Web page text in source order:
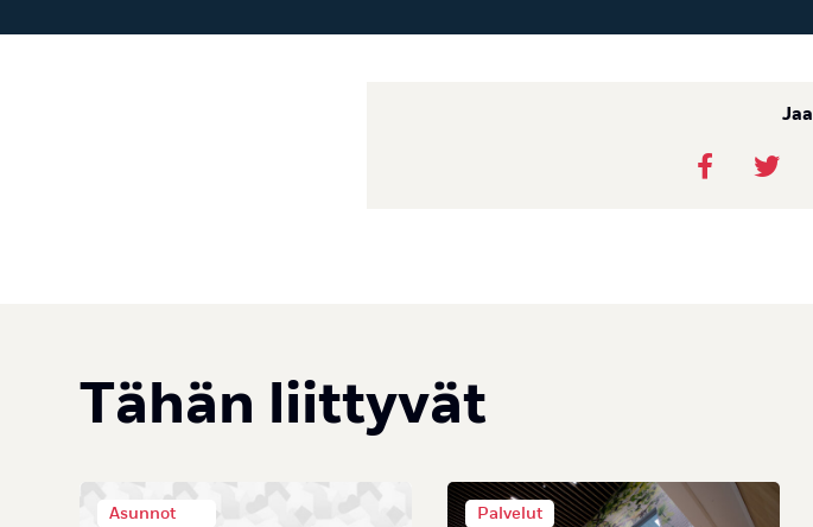
Jaa
Tähän liittyvät
Asunnot
Palvelut